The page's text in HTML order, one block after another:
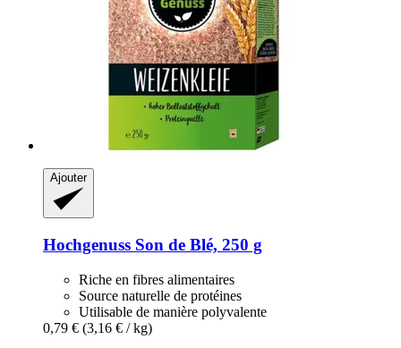
Ajouter
Hochgenuss Son de Blé, 250 g
Riche en fibres alimentaires
Source naturelle de protéines
Utilisable de manière polyvalente
0,79 € (3,16 € / kg)